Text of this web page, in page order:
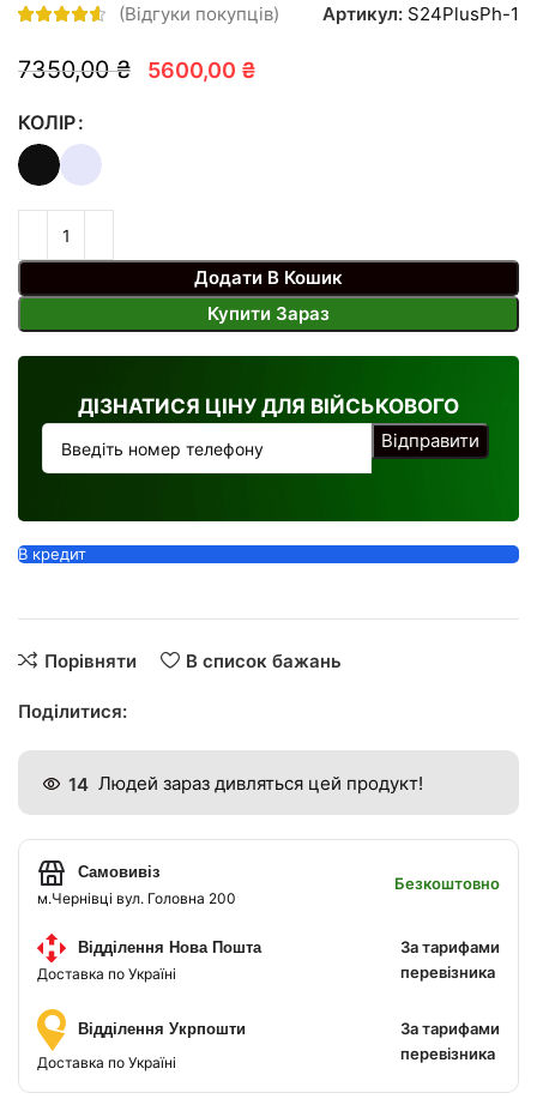
(Відгуки покупців) Артикул: S24PlusPh-1
7350,00 ₴ 5600,00 ₴
КОЛІР
Додати В Кошик
Купити Зараз
ДІЗНАТИСЯ ЦІНУ ДЛЯ ВІЙСЬКОВОГО
В кредит
Порівняти В список бажань
Поділитися:
14 Людей зараз дивляться цей продукт!
Самовивіз
м.Чернівці вул. Головна 200
Безкоштовно
Відділення Нова Пошта
Доставка по Україні
За тарифами
перевізника
Відділення Укрпошти
Доставка по Україні
За тарифами
перевізника